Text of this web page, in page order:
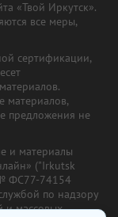
«Твой Иркутск».
все меры,
сертификации,
материалов,
предложения не
и материалы
("Irkutsk
ФС77-74154
по надзору
и массовых